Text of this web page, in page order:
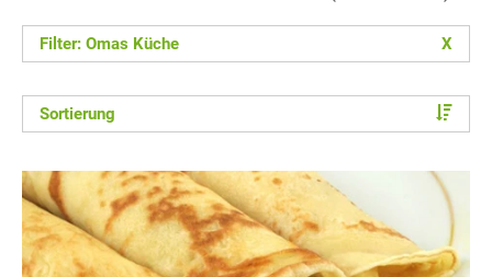
Filter: Omas Küche X
Sortierung